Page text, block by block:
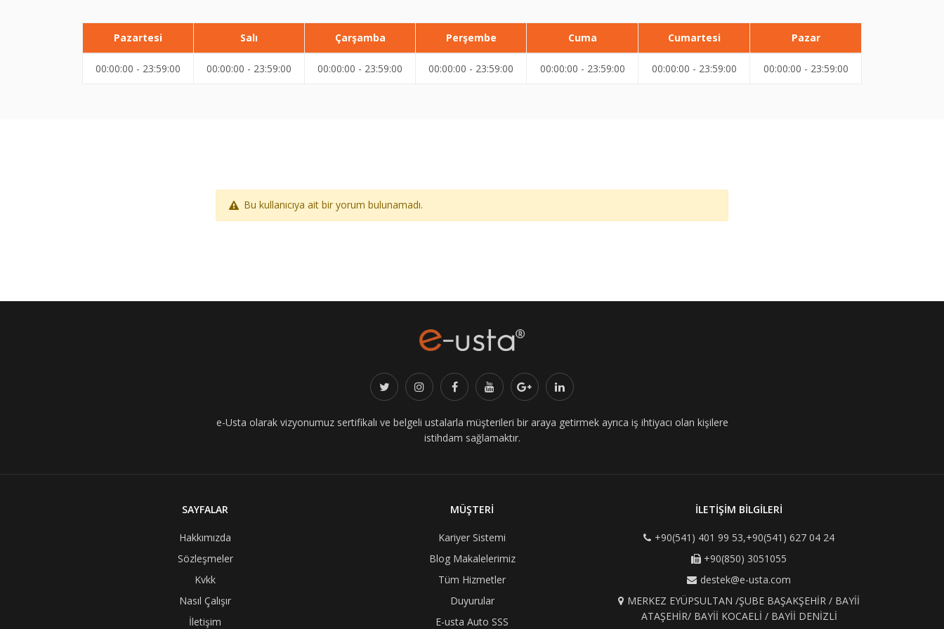
Pazartesi Salı Çarşamba Perşembe Cuma Cumartesi Pazar
00:00:00 - 23:59:00 00:00:00 - 23:59:00 00:00:00 - 23:59:00 00:00:00 - 23:59:00 00:00:00 - 23:59:00 00:00:00 - 23:59:00 00:00:00 - 23:59:00
Bu kullanıcıya ait bir yorum bulunamadı.
e-Usta olarak vizyonumuz sertifikalı ve belgeli ustalarla müşterileri bir araya getirmek ayrıca iş ihtiyacı olan kişilere
istihdam sağlamaktır.
SAYFALAR
Hakkımızda
Sözleşmeler
Kvkk
Nasıl Çalışır
İletişim
MÜŞTERİ
Kariyer Sistemi
Blog Makalelerimiz
Tüm Hizmetler
Duyurular
E-usta Auto SSS
İLETİŞİM BİLGİLERİ
+90(541) 401 99 53,+90(541) 627 04 24
+90(850) 3051055
destek@e-usta.com
MERKEZ EYÜPSULTAN /ŞUBE BAŞAKŞEHİR / BAYİİ
ATAŞEHİR/ BAYİİ KOCAELİ / BAYİİ DENİZLİ